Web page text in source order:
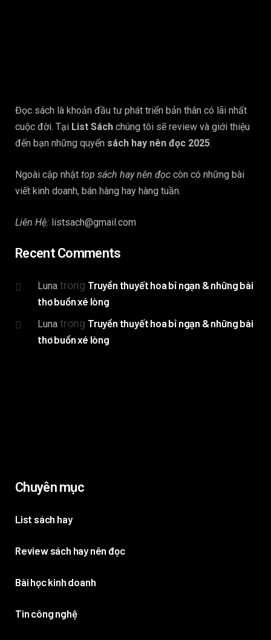
Đọc sách là khoản đầu tư phát triển bản thân có lãi nhất
cuộc đời. Tại List Sách chúng tôi sẽ review và giới thiệu
đến bạn những quyển sách hay nên đọc 2025.
Ngoài cập nhật top sách hay nên đọc còn có những bài
viết kinh doanh, bán hàng hay hàng tuần.
Liên Hệ: listsach@gmail.com
Recent Comments
Luna trong Truyền thuyết hoa bỉ ngạn & những bài
thơ buồn xé lòng
Luna trong Truyền thuyết hoa bỉ ngạn & những bài
thơ buồn xé lòng
Chuyên mục
List sách hay
Review sách hay nên đọc
Bài học kinh doanh
Tin công nghệ